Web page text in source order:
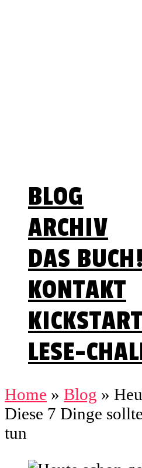
BLOG
ARCHIV
DAS BUCH!
KONTAKT
KICKSTART
LESE-
Home » Blog »
Diese 7 Dinge
tun